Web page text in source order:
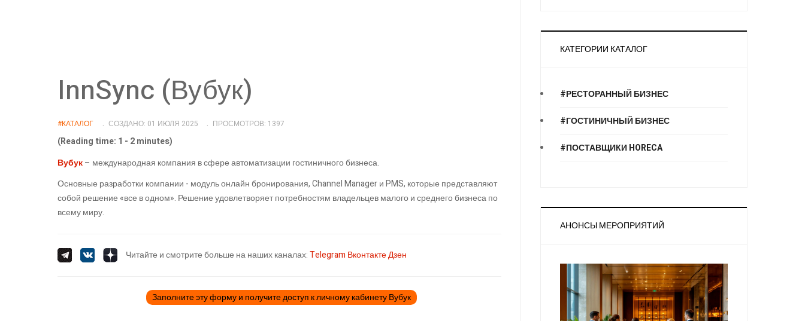
InnSync (Вубук)
#КАТАЛОГ СОЗДАНО: 01 ИЮЛЯ 2025 ПРОСМОТРОВ: 1397
(Reading time: 1 - 2 minutes)
Вубук– международная компания в сфере автоматизации гостиничного бизнеса.
Основные разработки компании - модуль онлайн бронирования, Channel Manager и PMS, которые представляют
собой решение «все в одном». Решение удовлетворяет потребностям владельцев малого и среднего бизнеса по
всему миру.
Читайте и смотрите больше на наших каналах:Telegram ВконтактеДзен
Заполните эту форму и получите доступ к личному кабинету Вубук
КАТЕГОРИИ КАТАЛОГ
#РЕСТОРАННЫЙ БИЗНЕС
#ГОСТИНИЧНЫЙ БИЗНЕС
#ПОСТАВЩИКИ HORECA
АНОНСЫ МЕРОПРИЯТИЙ